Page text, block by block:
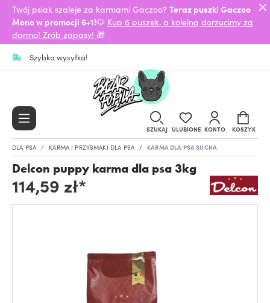
Twój psiak szaleje za karmami Gaczoo? Teraz puszki Gaczoo
Mono w promocji 6+1!🐶 Kup 6 puszek, a kolejną dorzucimy za
darmo! Zrób zapasy! 🎁
Szybka wysyłka!
SZUKAJ ULUBIONE KONTO KOSZYK
DLA PSA KARMA I PRZYSMAKI DLA PSA KARMA DLA PSA SUCHA
Delcon puppy karma dla psa 3kg
114,59 zł*